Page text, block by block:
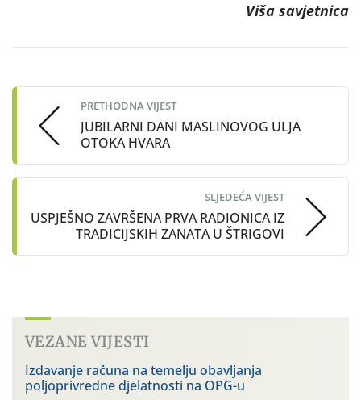
Viša savjetnica
navigation
PRETHODNA VIJEST
JUBILARNI DANI MASLINOVOG ULJA
OTOKA HVARA
SLJEDEĆA VIJEST
USPJEŠNO ZAVRŠENA PRVA RADIONICA IZ
TRADICIJSKIH ZANATA U ŠTRIGOVI
VEZANE VIJESTI
Izdavanje računa na temelju obavljanja
poljoprivredne djelatnosti na OPG-u